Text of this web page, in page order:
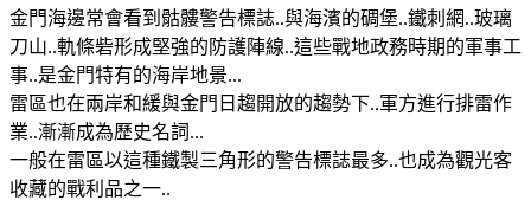
金門海邊常會看到骷髏警告標誌..與海濱的碉堡..鐵刺網..玻璃
刀山..軌條砦形成堅強的防護陣線..這些戰地政務時期的軍事工
事..是金門特有的海岸地景...
雷區也在兩岸和緩與金門日趨開放的趨勢下..軍方進行排雷作
業..漸漸成為歷史名詞...
一般在雷區以這種鐵製三角形的警告標誌最多..也成為觀光客
收藏的戰利品之一..